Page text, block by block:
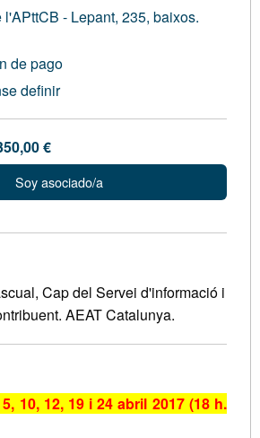
- Lepant, 235, baixos.
de pago
definir
€
Soy asociado/a
Cap del Servei d'informació i
AEAT Catalunya.
10, 12, 19 i 24 abril 2017 (18 h.